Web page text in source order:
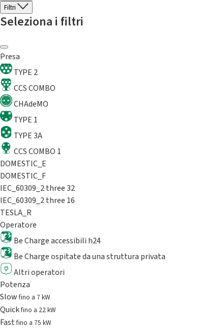
Filtri
Seleziona i filtri
Presa
TYPE 2
CCS COMBO
CHAdeMO
TYPE 1
TYPE 3A
CCS COMBO 1
DOMESTIC_E
DOMESTIC_F
IEC_60309_2 three 32
IEC_60309_2 three 16
TESLA_R
Operatore
Be Charge accessibili h24
Be Charge ospitate da una struttura privata
Altri operatori
Potenza
Slowfino a 7 kW
Quickfino a 22 kW
Fastfino a 75 kW